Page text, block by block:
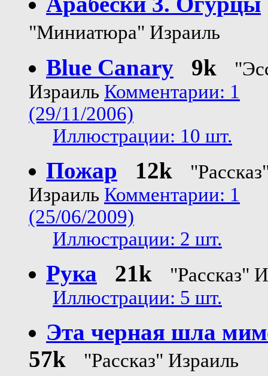
"Миниатюра" Израиль
Blue Canary 9k
Израиль Комментарии: 1
(29/11/2006)
Иллюстрации: 10 шт.
Пожар 12k
Израиль Комментарии: 1
(25/06/2009)
Иллюстрации: 2 шт.
Рука 21k
"Рассказ"
Иллюстрации: 5 шт.
Эта черная шла
57k
"Рассказ" Израиль